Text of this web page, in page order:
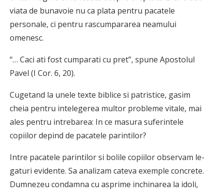
viata de bunavoie nu ca plata pentru pacatele
personale, ci pentru rascumpararea neamului
omenesc.
“… Caci ati fost cumparati cu pret”, spune Apostolul
Pavel (I Cor. 6, 20).
Cugetand la unele texte biblice si patristice, gasim
cheia pentru intelegerea multor probleme vitale, mai
ales pentru intrebarea: In ce masura suferintele
copiilor depind de pacatele parintilor?
Intre pacatele parintilor si bolile copiilor observam le­
gaturi evidente. Sa analizam cateva exemple concrete.
Dumnezeu condamna cu asprime inchinarea la idoli,